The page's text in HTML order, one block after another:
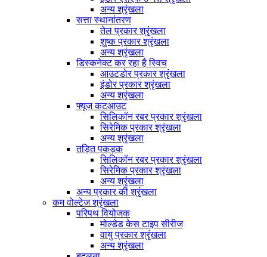
अन्य श्रृंखला
सत्ता स्थानांतरण
तेल प्रकार श्रृंखला
शुष्क प्रकार श्रृंखला
अन्य श्रृंखला
डिस्कनेक्ट कर रहा है स्विच
आउटडोर प्रकार श्रृंखला
इंडोर प्रकार श्रृंखला
अन्य श्रृंखला
फ्यूज कटआउट
सिलिकॉन रबर प्रकार श्रृंखला
सिरेमिक प्रकार श्रृंखला
अन्य श्रृंखला
तड़ित पकड़क
सिलिकॉन रबर प्रकार श्रृंखला
सिरेमिक प्रकार श्रृंखला
अन्य श्रृंखला
अन्य प्रकार की श्रृंखला
कम वोल्टेज श्रृंखला
परिपथ वियोजक
मोल्डेड केस टाइप सीरीज
वायु प्रकार श्रृंखला
अन्य श्रृंखला